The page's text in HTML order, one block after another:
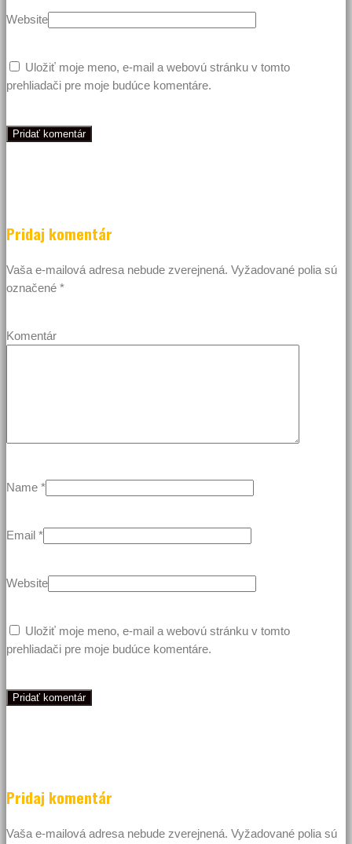
Website
Uložiť moje meno, e-mail a webovú stránku v tomto
prehliadači pre moje budúce komentáre.
Pridaj komentár
Vaša e-mailová adresa nebude zverejnená. Vyžadované polia sú
označené *
Komentár
Name *
Email *
Website
Uložiť moje meno, e-mail a webovú stránku v tomto
prehliadači pre moje budúce komentáre.
Pridaj komentár
Vaša e-mailová adresa nebude zverejnená. Vyžadované polia sú